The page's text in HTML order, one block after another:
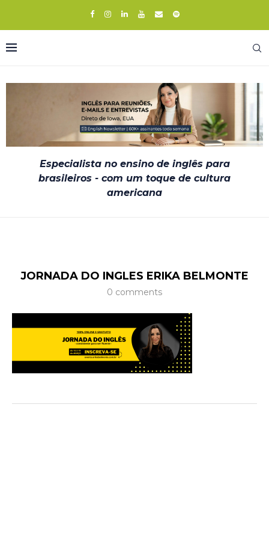
Especialista no ensino de inglês para
brasileiros - com um toque de cultura
americana
JORNADA DO INGLES ERIKA BELMONTE
0 comments